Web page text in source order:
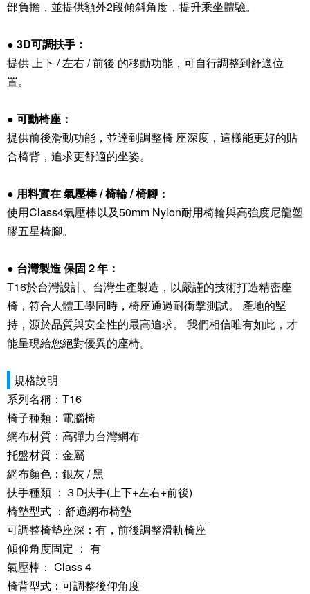
部負擔，並提供額外2段傾斜角度，提升乘坐體驗。
● 3D可調扶手：
提供 上下 / 左右 / 前後 的移動功能，可自行調整到舒適位
置。
● 可動椅座：
提供前後滑動功能，並達到調整椅 座深度，這樣能更好的貼
合椅背，追求更舒適的坐姿。
● 用料實在 氣壓棒 / 椅輪 / 椅腳：
使用Class4氣壓棒以及50mm Nylon耐用椅輪與高強度尼龍塑
膠五星椅腳。
● 台灣製造 保固２年：
T16於台灣設計、台灣生產製造，以嚴謹的技術打造精密座
椅，符合人體工學同時，椅座通過耐衝擊測試。 產地的堅
持，源於品質與安全性的最高追求。 我們相信唯有如此，才
能呈現給您絕對優異的座椅。
規格說明
系列名稱：T16
椅子種類：電腦椅
網布材質：高彈力台灣網布
托盤材質：金屬
網布顏色：銀灰 / 黑
扶手種類 ：３D扶手(上下+左右+前後)
椅墊型式 ：舒適網布椅墊
可調整椅墊座深：有，前後調整滑軌椅座
傾仰角度固定 ： 有
氣壓棒： Class 4
椅背型式：可調整後仰角度